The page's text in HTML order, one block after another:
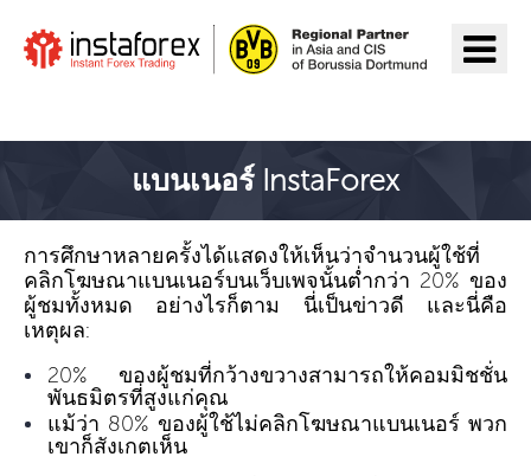
แบนเนอร์ InstaForex
การศึกษาหลายครั้งได้แสดงให้เห็นว่าจำนวนผู้ใช้ที่
คลิกโฆษณาแบนเนอร์บนเว็บเพจนั้นต่ำกว่า 20% ของ
ผู้ชมทั้งหมด อย่างไรก็ตาม นี่เป็นข่าวดี และนี่คือ
เหตุผล:
20% ของผู้ชมที่กว้างขวางสามารถให้คอมมิชชั่น
พันธมิตรที่สูงแก่คุณ
แม้ว่า 80% ของผู้ใช้ไม่คลิกโฆษณาแบนเนอร์ พวก
เขาก็สังเกตเห็น